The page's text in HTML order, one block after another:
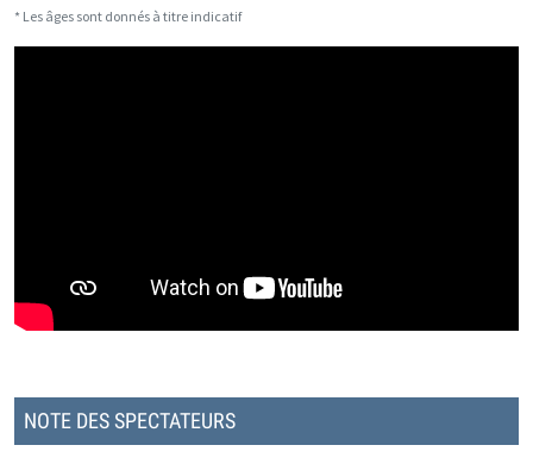
* Les âges sont donnés à titre indicatif
NOTE DES SPECTATEURS